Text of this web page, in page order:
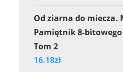
Od ziarna do miecza.
Pamiętnik 8-
Tom 2
16.18zł